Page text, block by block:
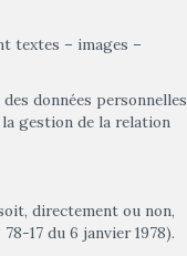
textes – images –
données personnelles
gestion de la relation
directement ou non,
17 du 6 janvier 1978).